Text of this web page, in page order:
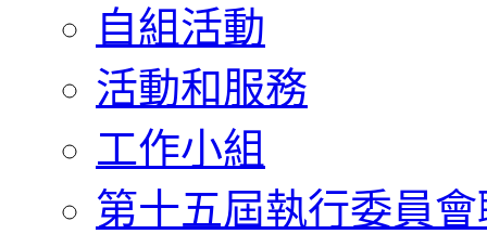
自組活動
活動和服務
工作小組
第十五屆執行委員